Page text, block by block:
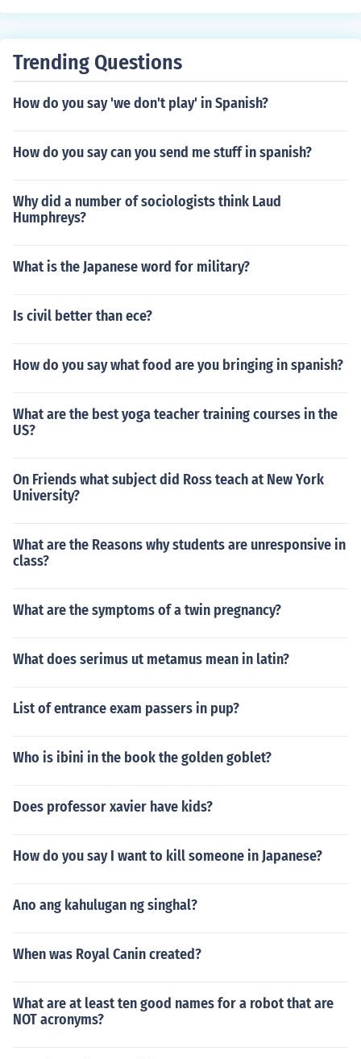
KOnotasyon- binabalik ang tae galing sa toilet (MALIN
y berdeng dahonKonotasyon : Ito ay simbolo ang passi
rusKonotasyon: Ito ay simbolo ng relihiyon3. ang litrato
agrerepresinta karton na pusoKonotasyon: Ito ay simbo
lo ng pagmamahal at pag-ibigkonatasyon-si adrian ay
si nanay ang ILAW ng tahanansi tatay ang HALIGI ng t
ahanannasa PAA na ang buhay ng aking lola!
Trending Questions
How do you say 'we don't play' in Spanish?
How do you say can you send me stuff in spanish?
Why did a number of sociologists think Laud
Humphreys?
What is the Japanese word for military?
Is civil better than ece?
How do you say what food are you bringing in spanish?
What are the best yoga teacher training courses in the
US?
On Friends what subject did Ross teach at New York
University?
What are the Reasons why students are unresponsive in
class?
What are the symptoms of a twin pregnancy?
What does serimus ut metamus mean in latin?
List of entrance exam passers in pup?
Who is ibini in the book the golden goblet?
Does professor xavier have kids?
How do you say I want to kill someone in Japanese?
Ano ang kahulugan ng singhal?
When was Royal Canin created?
What are at least ten good names for a robot that are
NOT acronyms?